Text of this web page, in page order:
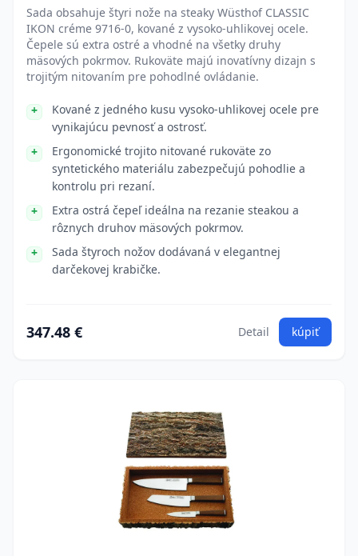
Sada obsahuje štyri nože na steaky Wüsthof CLASSIC
IKON créme 9716-0, kované z vysoko-uhlikovej ocele.
Čepele sú extra ostré a vhodné na všetky druhy
mäsových pokrmov. Rukoväte majú inovatívny dizajn s
trojitým nitovaním pre pohodlné ovládanie.
Kované z jedného kusu vysoko-uhlikovej ocele pre
vynikajúcu pevnosť a ostrosť.
Ergonomické trojito nitované rukoväte zo
syntetického materiálu zabezpečujú pohodlie a
kontrolu pri rezaní.
Extra ostrá čepeľ ideálna na rezanie steakou a
rôznych druhov mäsových pokrmov.
Sada štyroch nožov dodávaná v elegantnej
darčekovej krabičke.
347.48 € Detail kúpiť